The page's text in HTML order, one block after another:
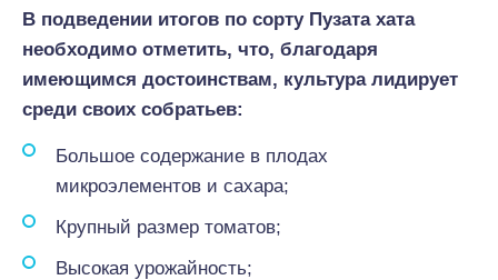
В подведении итогов по сорту Пузата хата
необходимо отметить, что, благодаря
имеющимся достоинствам, культура лидирует
среди своих собратьев:
Большое содержание в плодах
микроэлементов и сахара;
Крупный размер томатов;
Высокая урожайность;